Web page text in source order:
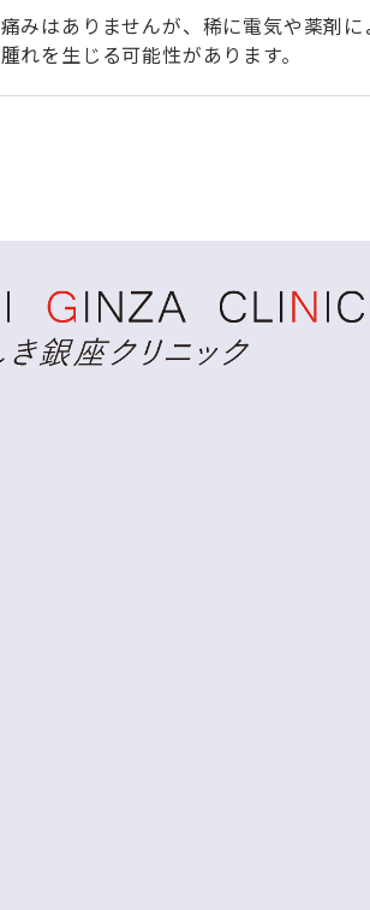
みはありませんが、稀に電気や薬剤
れを生じる可能性があります。